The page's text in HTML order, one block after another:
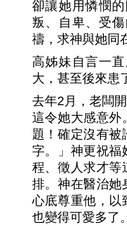
卻讓她用憐憫
叛、自卑、受
禱，求神與她同
高姊妹自言一
大，甚至後來患
去年2月，老闆
這令她大感意外
題！確定沒有
字。」神更祝福
程、徵人求才等
排。神在醫治她
心底尊重他，以
也變得可愛多了